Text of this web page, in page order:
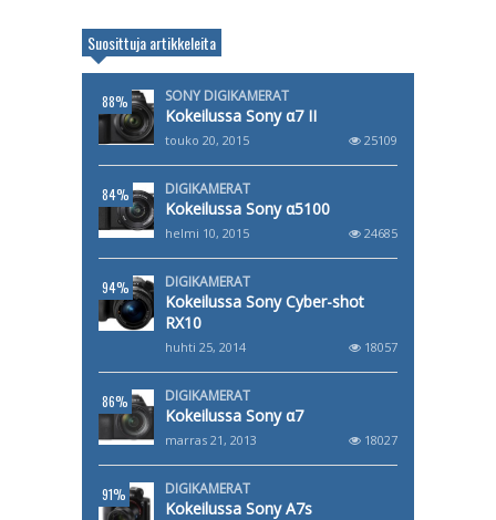
Suosittuja artikkeleita
88% SONY DIGIKAMERAT
Kokeilussa Sony α7 II
touko 20, 2015 25109
84% DIGIKAMERAT
Kokeilussa Sony α5100
helmi 10, 2015 24685
94% DIGIKAMERAT
Kokeilussa Sony Cyber-shot
RX10
huhti 25, 2014 18057
86% DIGIKAMERAT
Kokeilussa Sony α7
marras 21, 2013 18027
91% DIGIKAMERAT
Kokeilussa Sony A7s